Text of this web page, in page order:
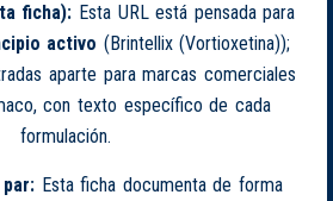
ficha): Esta URL está pensada para
activo (Brintellix (Vortioxetina));
aparte para marcas comerciales
con texto específico de cada
formulación.
Esta ficha documenta de forma